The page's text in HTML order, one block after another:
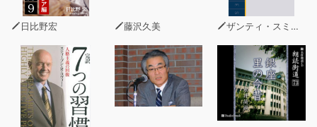
日比野宏 藤沢久美 ザンティ・スミス・セラフィン